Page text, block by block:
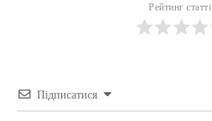
Рейтинг статті
Підписатися